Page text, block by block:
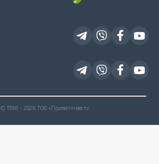
© 1996 - 2026 ТОВ «Приватінвест»